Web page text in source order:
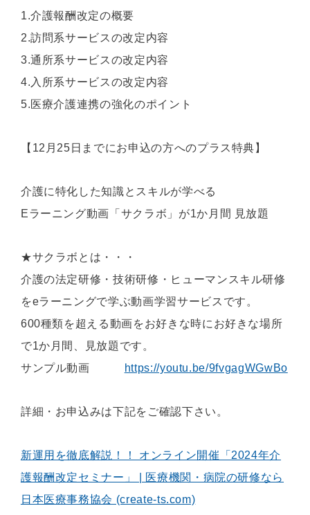
1.介護報酬改定の概要
2.訪問系サービスの改定内容
3.通所系サービスの改定内容
4.入所系サービスの改定内容
5.医療介護連携の強化のポイント
【12月25日までにお申込の方へのプラス特典】
介護に特化した知識とスキルが学べる
Eラーニング動画「サクラボ」 が1か月間 見放題
★サクラボとは・・・
介護の法定研修・技術研修・ヒューマンスキル研修
をeラーニングで学ぶ動画学習サービスです。
600種類を超える動画をお好きな時にお好きな場所
で1か月間、見放題です。
サンプル動画 https://youtu.be/9fvgagWGwBo
詳細・お申込みは下記をご確認下さい。
新運用を徹底解説！！ オンライン開催「2024年介
護報酬改定セミナー」 | 医療機関・病院の研修なら
日本医療事務協会 (create-ts.com)